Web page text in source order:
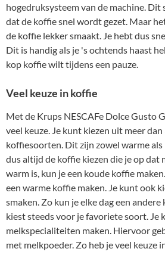
hogedruksysteem van de machine.
dat de koffie snel wordt gezet. Maar
de koffie lekker smaakt. Je hebt dus
Dit is handig als je 's ochtends haast
kop koffie wilt tijdens een pauze.
Veel keuze in koffie
Met de Krups NESCAFe Dolce Gusto
veel keuze. Je kunt kiezen uit meer
koffiesoorten. Dit zijn zowel warme
dus altijd de koffie kiezen die je op dat
warm is, kun je een koude koffie
een warme koffie maken. Je kunt ook
smaken. Zo kun je elke dag een
kiest steeds voor je favoriete soort. Je
melkspecialiteiten maken. Hiervoor
met melkpoeder. Zo heb je veel keuze